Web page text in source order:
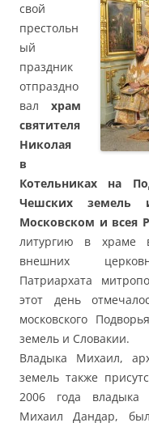
свой
престольн
ый
праздник
отпраздно
вал храм
святителя
Николая
в
Котельниках на
Чешских земель
Московском и всея
литургию в храме
внешних
Патриархата
этот день
московского
земель и Словакии.
Владыка Михаил,
земель также
2006 года владыка
Михаил Дандар, был